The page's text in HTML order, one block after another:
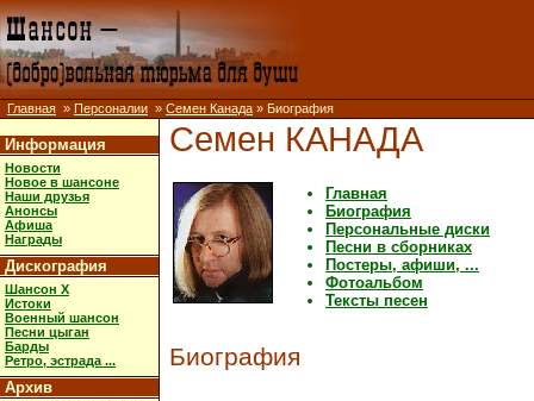
Главная » Персоналии » Семен Канада » Биография
Информация
Новости
Новое в шансоне
Наши друзья
Анонсы
Афиша
Награды
Дискография
Шансон X
Истоки
Военный шансон
Песни цыган
Барды
Ретро, эстрада ...
Архив
Семен КАНАДА
Главная
Биография
Персональные диски
Песни в сборниках
Постеры, афиши, ...
Фотоальбом
Тексты песен
Биография